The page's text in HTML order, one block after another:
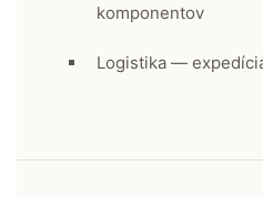
komponentov
Logistika —